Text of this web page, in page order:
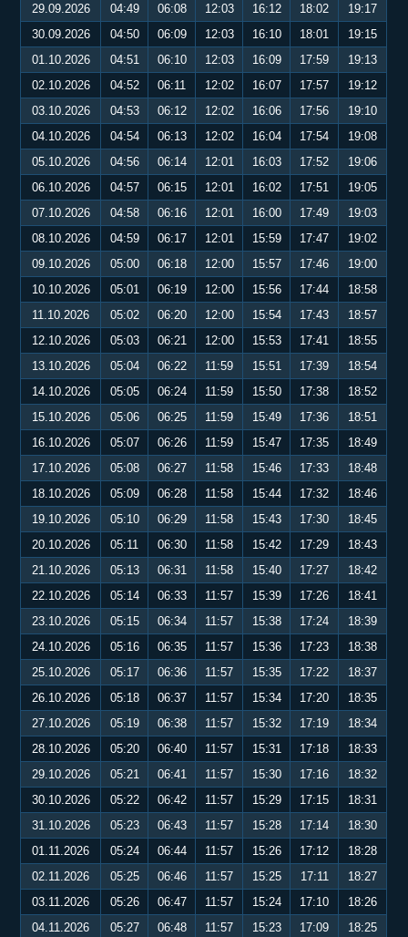
29.09.2026
04:49 06:08 12:03 16:12 18:02
19:17
30.09.2026
04:50 06:09 12:03 16:10 18:01
19:15
01.10.2026
04:51 06:10 12:03 16:09 17:59
19:13
02.10.2026
04:52 06:11 12:02 16:07 17:57
19:12
03.10.2026
04:53 06:12 12:02 16:06 17:56
19:10
04.10.2026
04:54 06:13 12:02 16:04 17:54
19:08
05.10.2026
04:56 06:14 12:01 16:03 17:52
19:06
06.10.2026
04:57 06:15 12:01 16:02 17:51
19:05
07.10.2026
04:58 06:16 12:01 16:00 17:49
19:03
08.10.2026
04:59 06:17 12:01 15:59 17:47
19:02
09.10.2026
05:00 06:18 12:00 15:57 17:46
19:00
10.10.2026
05:01 06:19 12:00 15:56 17:44
18:58
11.10.2026
05:02 06:20 12:00 15:54 17:43
18:57
12.10.2026
05:03 06:21 12:00 15:53 17:41
18:55
13.10.2026
05:04 06:22 11:59 15:51 17:39
18:54
14.10.2026
05:05 06:24 11:59 15:50 17:38
18:52
15.10.2026
05:06 06:25 11:59 15:49 17:36
18:51
16.10.2026
05:07 06:26 11:59 15:47 17:35
18:49
17.10.2026
05:08 06:27 11:58 15:46 17:33
18:48
18.10.2026
05:09 06:28 11:58 15:44 17:32
18:46
19.10.2026
05:10 06:29 11:58 15:43 17:30
18:45
20.10.2026
05:11 06:30 11:58 15:42 17:29
18:43
21.10.2026
05:13 06:31 11:58 15:40 17:27
18:42
22.10.2026
05:14 06:33 11:57 15:39 17:26
18:41
23.10.2026
05:15 06:34 11:57 15:38 17:24
18:39
24.10.2026
05:16 06:35 11:57 15:36 17:23
18:38
25.10.2026
05:17 06:36 11:57 15:35 17:22
18:37
26.10.2026
05:18 06:37 11:57 15:34 17:20
18:35
27.10.2026
05:19 06:38 11:57 15:32 17:19
18:34
28.10.2026
05:20 06:40 11:57 15:31 17:18
18:33
29.10.2026
05:21 06:41 11:57 15:30 17:16
18:32
30.10.2026
05:22 06:42 11:57 15:29 17:15
18:31
31.10.2026
05:23 06:43 11:57 15:28 17:14
18:30
01.11.2026
05:24 06:44 11:57 15:26 17:12
18:28
02.11.2026
05:25 06:46 11:57 15:25 17:11
18:27
03.11.2026
05:26 06:47 11:57 15:24 17:10
18:26
04.11.2026
05:27 06:48 11:57 15:23 17:09 18:25